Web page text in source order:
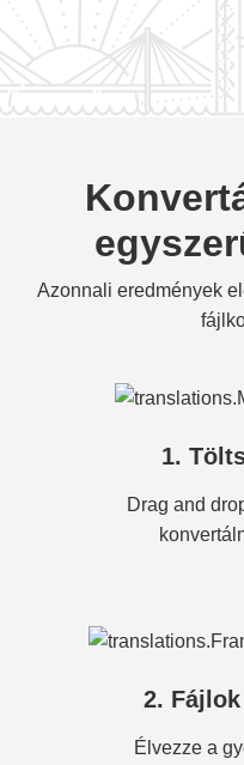
Azonnali eredmények
1.
Drag and
2.
Élvezze a